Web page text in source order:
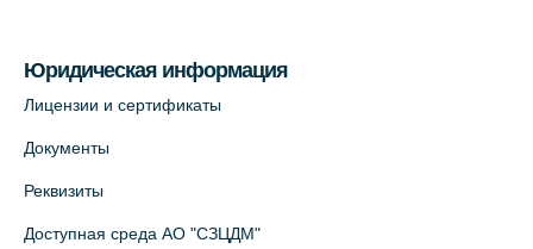
Юридическая информация
Лицензии и сертификаты
Документы
Реквизиты
Доступная среда АО "СЗЦДМ"